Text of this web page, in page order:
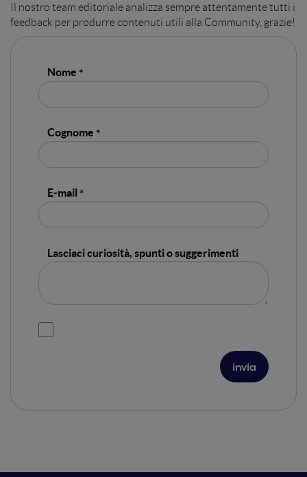
Il nostro team editoriale analizza sempre attentamente tutti i
feedback per produrre contenuti utili alla Community, grazie!
Nome
Cognome
E-mail
Lasciaci curiosità, spunti o suggerimenti